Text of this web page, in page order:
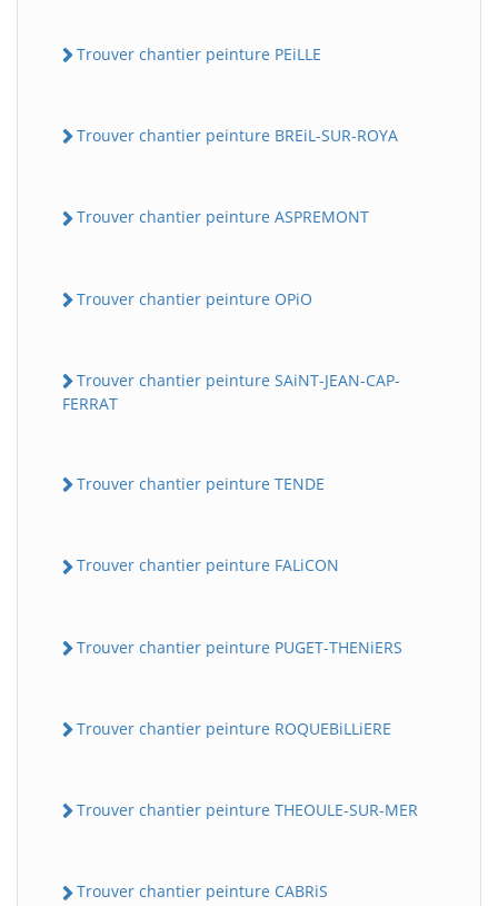
Trouver chantier peinture PEiLLE
Trouver chantier peinture BREiL-SUR-ROYA
Trouver chantier peinture ASPREMONT
Trouver chantier peinture OPiO
Trouver chantier peinture SAiNT-JEAN-CAP-
FERRAT
Trouver chantier peinture TENDE
Trouver chantier peinture FALiCON
Trouver chantier peinture PUGET-THENiERS
Trouver chantier peinture ROQUEBiLLiERE
Trouver chantier peinture THEOULE-SUR-MER
Trouver chantier peinture CABRiS